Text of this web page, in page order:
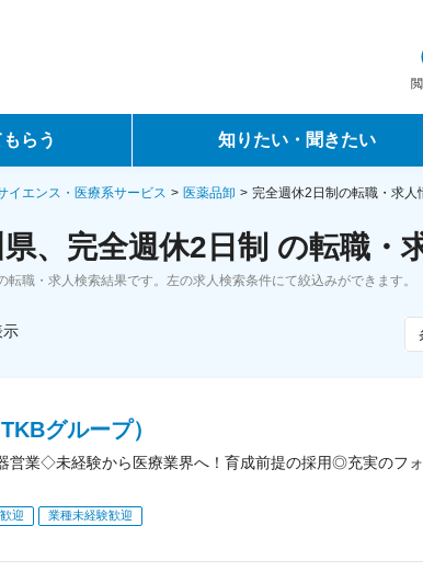
らう 知りたい・聞きたい
転職ノウハウ
データで見る転職
イエンス・医療系サービス 医薬品卸 完全週休2日制の転職・求人
、完全週休2日制 の転職・
職・求人検索結果です。左の求人検索条件にて絞込みができます。
示
グループ）
営業◇未経験から医療業界へ！育成前提の採用◎充実のフ
迎 業種未経験歓迎